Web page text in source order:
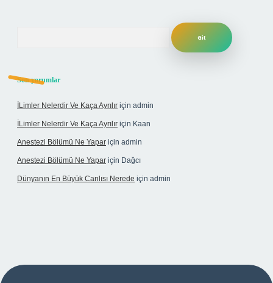
Son yorumlar
İLimler Nelerdir Ve Kaça Ayrılır için admin
İLimler Nelerdir Ve Kaça Ayrılır için Kaan
Anestezi Bölümü Ne Yapar için admin
Anestezi Bölümü Ne Yapar için Dağcı
Dünyanın En Büyük Canlısı Nerede için admin
giriş